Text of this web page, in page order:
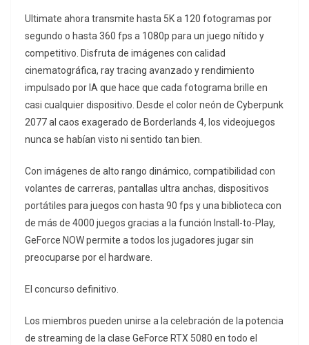
Ultimate ahora transmite hasta 5K a 120 fotogramas por
segundo o hasta 360 fps a 1080p para un juego nítido y
competitivo. Disfruta de imágenes con calidad
cinematográfica, ray tracing avanzado y rendimiento
impulsado por IA que hace que cada fotograma brille en
casi cualquier dispositivo. Desde el color neón de Cyberpunk
2077 al caos exagerado de Borderlands 4, los videojuegos
nunca se habían visto ni sentido tan bien.
Con imágenes de alto rango dinámico, compatibilidad con
volantes de carreras, pantallas ultra anchas, dispositivos
portátiles para juegos con hasta 90 fps y una biblioteca con
de más de 4000 juegos gracias a la función Install-to-Play,
GeForce NOW permite a todos los jugadores jugar sin
preocuparse por el hardware.
El concurso definitivo.
Los miembros pueden unirse a la celebración de la potencia
de streaming de la clase GeForce RTX 5080 en todo el